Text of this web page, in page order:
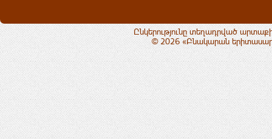
Ընկերությունը տեղադրված
© 2026 «Բնակարան